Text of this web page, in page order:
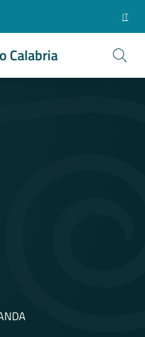
IT
Calabria